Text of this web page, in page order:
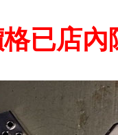
已店內